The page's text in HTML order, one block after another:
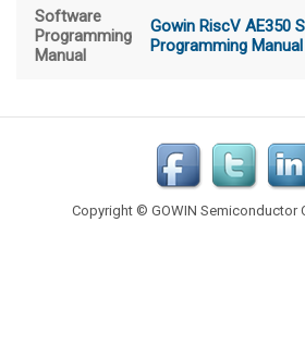
Software
Programming
Manual
Gowin RiscV AE350
Programming Manual
Copyright © GOWIN Semiconductor